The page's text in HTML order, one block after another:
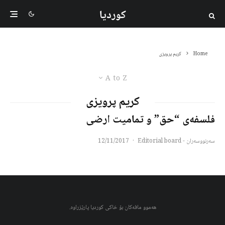
کوردیا
Home کریم پرویزی
A to Z
کریم پرویزی
فلسفه‌ی “حق” و تمامیت ارضی
سەرنووسەران - Editorial board ·
12/11/2017
هەموو مافەکان بۆ خاکی کوردیا پارێزراوە.